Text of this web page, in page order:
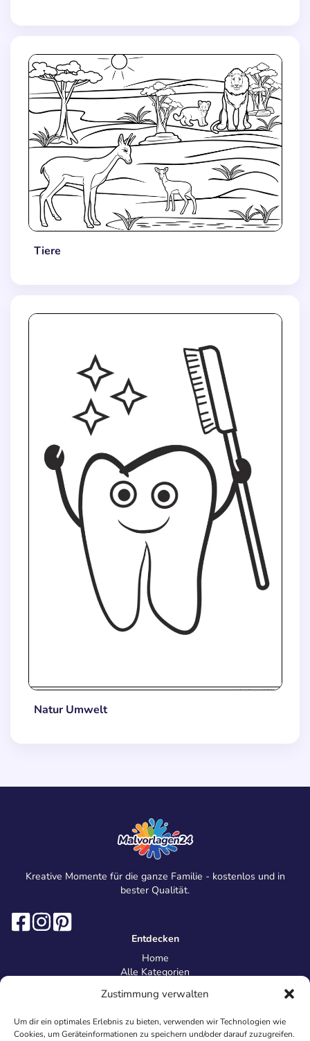
Zustimmung verwalten
Um dir ein optimales Erlebnis zu bieten, verwenden wir Technologien wie
Cookies, um Geräteinformationen zu speichern und/oder darauf zuzugreifen.
Tiere
Natur Umwelt
Kreative Momente für die ganze Familie - kostenlos und in
bester Qualität.
Entdecken
Home
Alle Kategorien
Information
Über uns
Kontakt